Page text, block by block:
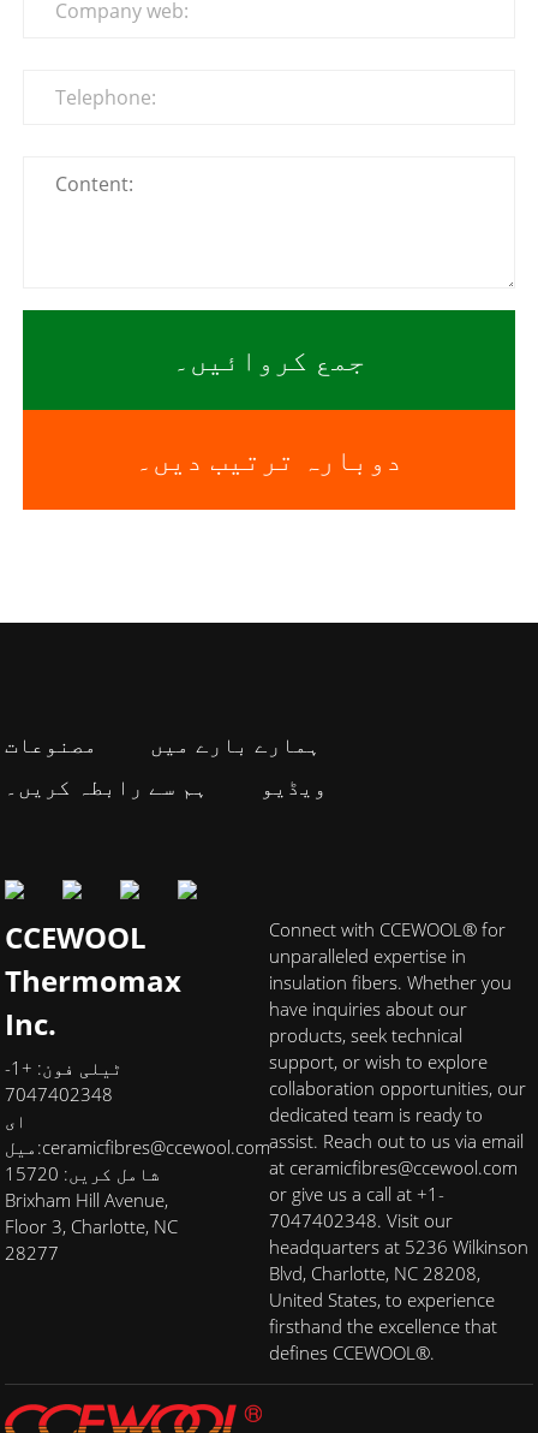
جمع کروائیں۔
دوبارہ ترتیب دیں۔
مصنوعات
ہمارے بارے میں
ہم سے رابطہ کریں۔
ویڈیو
CCEWOOL
Thermomax
Inc.
ٹیلی فون: +1-
7047402348
ای
میل:ceramicfibres@ccewool.com
شامل کریں: 15720
Brixham Hill Avenue,
Floor 3, Charlotte, NC
28277
Connect with CCEWOOL® for
unparalleled expertise in
insulation fibers. Whether you
have inquiries about our
products, seek technical
support, or wish to explore
collaboration opportunities, our
dedicated team is ready to
assist. Reach out to us via email
at ceramicfibres@ccewool.com
or give us a call at +1-
7047402348. Visit our
headquarters at 5236 Wilkinson
Blvd, Charlotte, NC 28208,
United States, to experience
firsthand the excellence that
defines CCEWOOL®.